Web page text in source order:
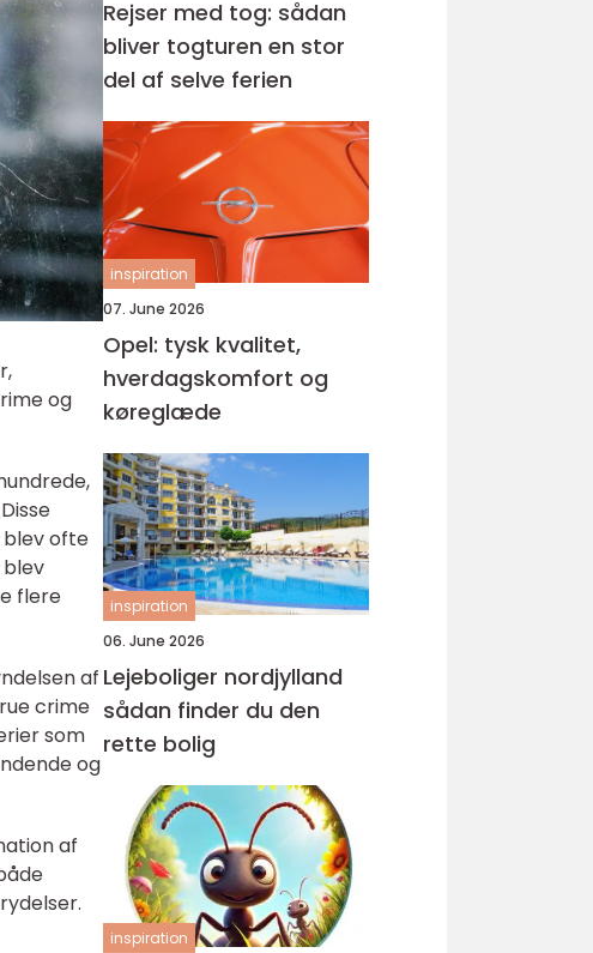
og
ofte
flere
af
crime
som
og
af
Rejser med tog: sådan
bliver togturen en stor
del af selve ferien
inspiration
07. June 2026
Opel: tysk kvalitet,
hverdagskomfort og
køreglæde
inspiration
06. June 2026
Lejeboliger nordjylland
sådan finder du den
rette bolig
inspiration